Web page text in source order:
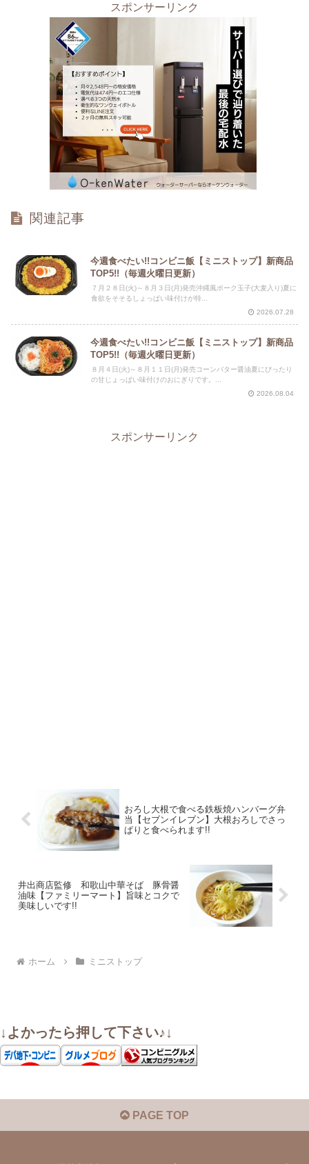
スポンサーリンク
関連記事
今週食べたい!!コンビニ飯【ミニストップ】新商品
TOP5!!（毎週火曜日更新）
７月２８日(火)～８月３日(月)発売沖縄風ポーク玉子(大麦入り)夏に
食欲をそそるしょっぱい味付けが特...
2026.07.28
今週食べたい!!コンビニ飯【ミニストップ】新商品
TOP5!!（毎週火曜日更新）
８月４日(火)～８月１１日(月)発売コーンバター醤油夏にぴったり
の甘じょっぱい味付けのおにぎりです。...
2026.08.04
スポンサーリンク
おろし大根で食べる鉄板焼ハンバーグ弁
当【セブンイレブン】大根おろしでさっ
ぱりと食べられます!!
井出商店監修 和歌山中華そば 豚骨醤
油味【ファミリーマート】旨味とコクで
美味しいです!!
ホーム ミニストップ
↓よかったら押して下さい♪↓
PAGE TOP